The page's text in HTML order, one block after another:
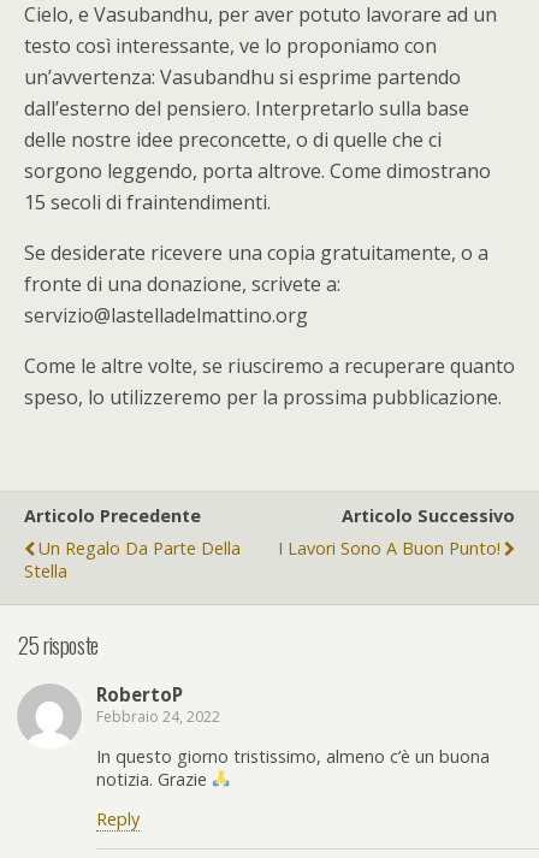
Cielo, e Vasubandhu, per aver potuto lavorare ad un
testo così interessante, ve lo proponiamo con
un’avvertenza: Vasubandhu si esprime partendo
dall’esterno del pensiero. Interpretarlo sulla base
delle nostre idee preconcette, o di quelle che ci
sorgono leggendo, porta altrove. Come dimostrano
15 secoli di fraintendimenti.
Se desiderate ricevere una copia gratuitamente, o a
fronte di una donazione, scrivete a:
servizio@lastelladelmattino.org
Come le altre volte, se riusciremo a recuperare quanto
speso, lo utilizzeremo per la prossima pubblicazione.
Articolo Precedente
Un Regalo Da Parte Della
Stella
Articolo Successivo
I Lavori Sono A Buon Punto!
25 risposte
RobertoP
Febbraio 24, 2022
In questo giorno tristissimo, almeno c’è un buona
notizia. Grazie
Reply